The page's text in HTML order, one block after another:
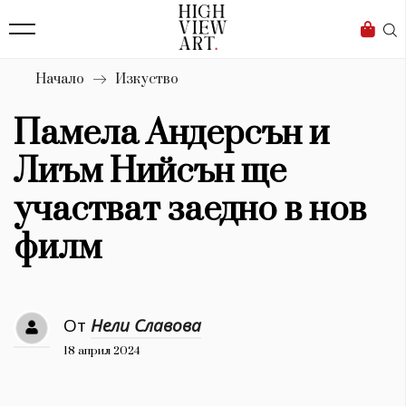
Бизнес
Мода
Dialogue
Изкуство
4340
Красота
777
Дизайн
1272
Начало Изкуство
Памела Андерсън и
Лиъм Нийсън ще
участват заедно в нов
филм
От Нели Славова
18 април 2024